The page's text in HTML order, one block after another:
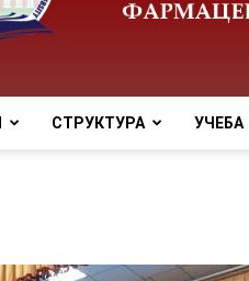
СТРУКТУРА УЧЕБА